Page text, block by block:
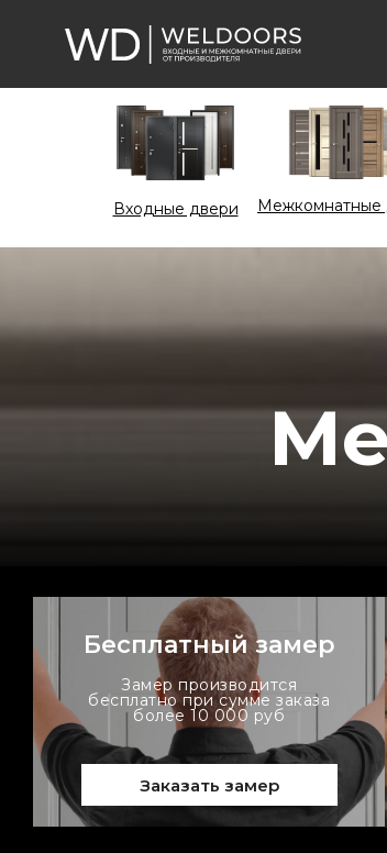
Входные двери Межкомнатные
Замер производится
бесплатно при сумме заказа
более 10 000 руб
Бесплатный замер
Заказать замер